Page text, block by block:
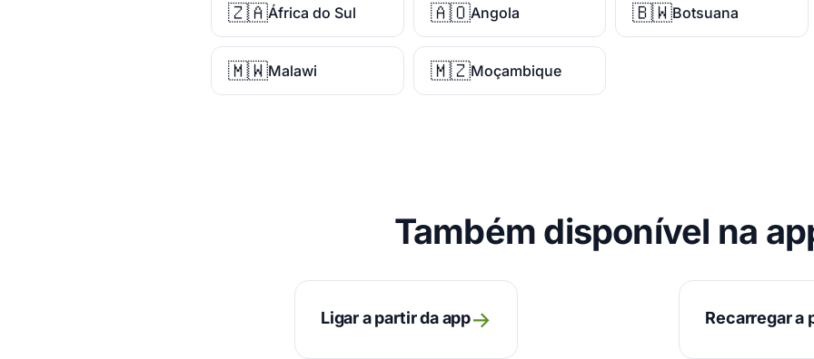
🇿🇦África do Sul 🇦🇴Angola 🇧🇼Botsuana
🇲🇼Malawi 🇲🇿Moçambique
Também disponível na
Ligar a partir da app→ Recarregar a